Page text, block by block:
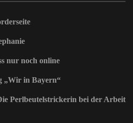
nur noch online
„Wir in Bayern“
Perlbeutelstrickerin bei der Arbeit